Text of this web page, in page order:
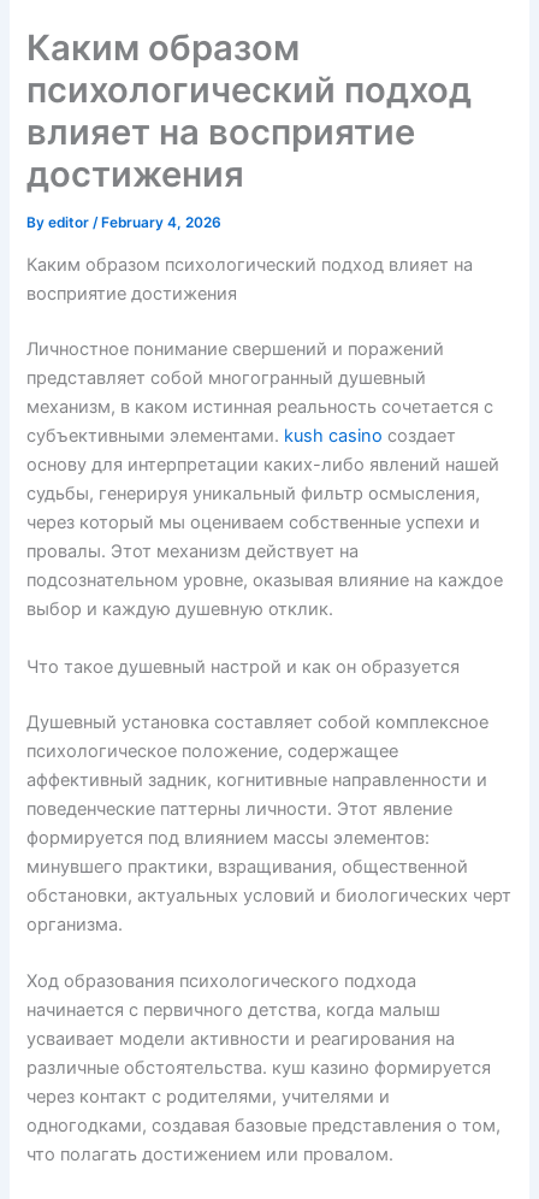
Каким образом
психологический подход
влияет на восприятие
достижения
Byeditor/February 4, 2026
Каким образом психологический подход влияет на
восприятие достижения
Личностное понимание свершений и поражений
представляет собой многогранный душевный
механизм, в каком истинная реальность сочетается с
субъективными элементами. kush casino создает
основу для интерпретации каких-либо явлений нашей
судьбы, генерируя уникальный фильтр осмысления,
через который мы оцениваем собственные успехи и
провалы. Этот механизм действует на
подсознательном уровне, оказывая влияние на каждое
выбор и каждую душевную отклик.
Что такое душевный настрой и как он образуется
Душевный установка составляет собой комплексное
психологическое положение, содержащее
аффективный задник, когнитивные направленности и
поведенческие паттерны личности. Этот явление
формируется под влиянием массы элементов:
минувшего практики, взращивания, общественной
обстановки, актуальных условий и биологических черт
организма.
Ход образования психологического подхода
начинается с первичного детства, когда малыш
усваивает модели активности и реагирования на
различные обстоятельства. куш казино формируется
через контакт с родителями, учителями и
одногодками, создавая базовые представления о том,
что полагать достижением или провалом.